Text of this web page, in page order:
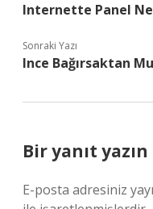
Internette Panel
Sonraki Yazı
Ince Bağırsaktan
Bir yanıt yazın
E-posta adresiniz